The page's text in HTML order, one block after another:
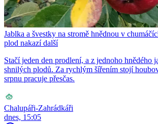
Jablka a švestky na stromě hnědnou v
plod nakazí další
Stačí jeden den prodlení, a z jednoho hnědého
shnilých plodů. Za rychlým šířením stojí
srpnu pracuje přesčas.
Chalupáři-Zahrádkáři
dnes, 15:05